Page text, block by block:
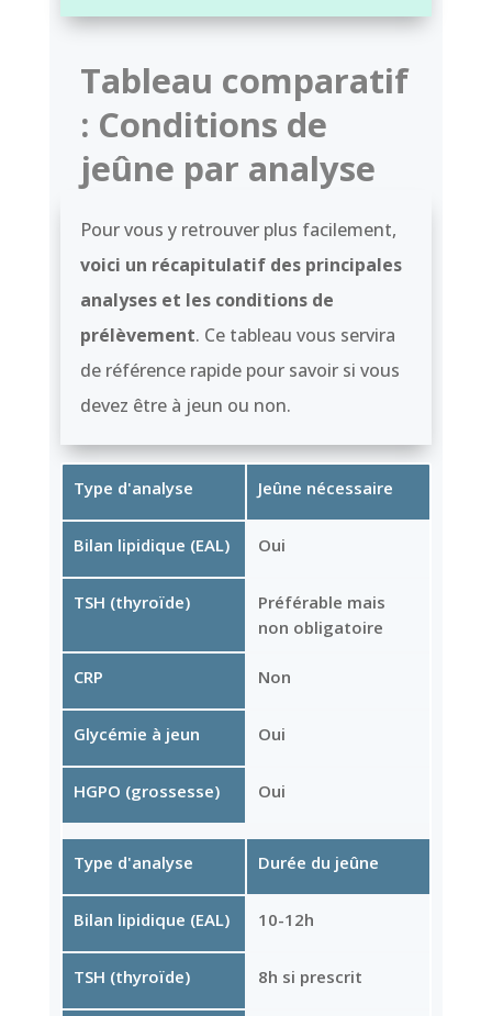
Tableau comparatif
: Conditions de
jeûne par analyse
Pour vous y retrouver plus facilement,
voici un récapitulatif des principales
analyses et les conditions de
prélèvement. Ce tableau vous servira
de référence rapide pour savoir si vous
devez être à jeun ou non.
Type d'analyse
Bilan lipidique (EAL)
TSH (thyroïde)
CRP
Glycémie à jeun
HGPO (grossesse)
Jeûne nécessaire
Oui
Préférable mais
non obligatoire
Non
Oui
Oui
Type d'analyse
Bilan lipidique (EAL)
TSH (thyroïde)
Durée du jeûne
10-12h
8h si prescrit